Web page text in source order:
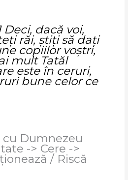
Deci, dacă voi,
răi, ştiţi să daţi
copiilor voştri,
mult Tatăl
este în ceruri,
bune celor ce
cu Dumnezeu
-> Cere ->
/ Riscă